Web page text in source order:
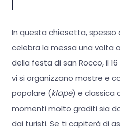
In questa chiesetta, spesso
celebra la messa una volta
della festa di san Rocco, il
vi si organizzano mostre e
popolare (klape) e classica
momenti molto graditi sia
dai turisti. Se ti capiterà di